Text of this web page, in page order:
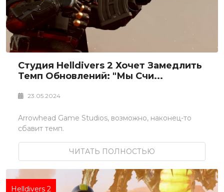
Студия Helldivers 2 Хочет Замедлить
Темп Обновлений: "Мы Счи...
23.05.2024
Arrowhead Game Studios, возможно, наконец-то
сбавит темп.
ЧИТАТЬ ПОЛНОСТЬЮ
Helldivers 2